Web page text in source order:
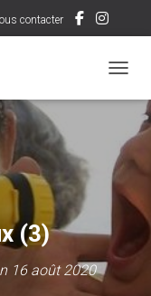
contacter
(3)
16 août 2020